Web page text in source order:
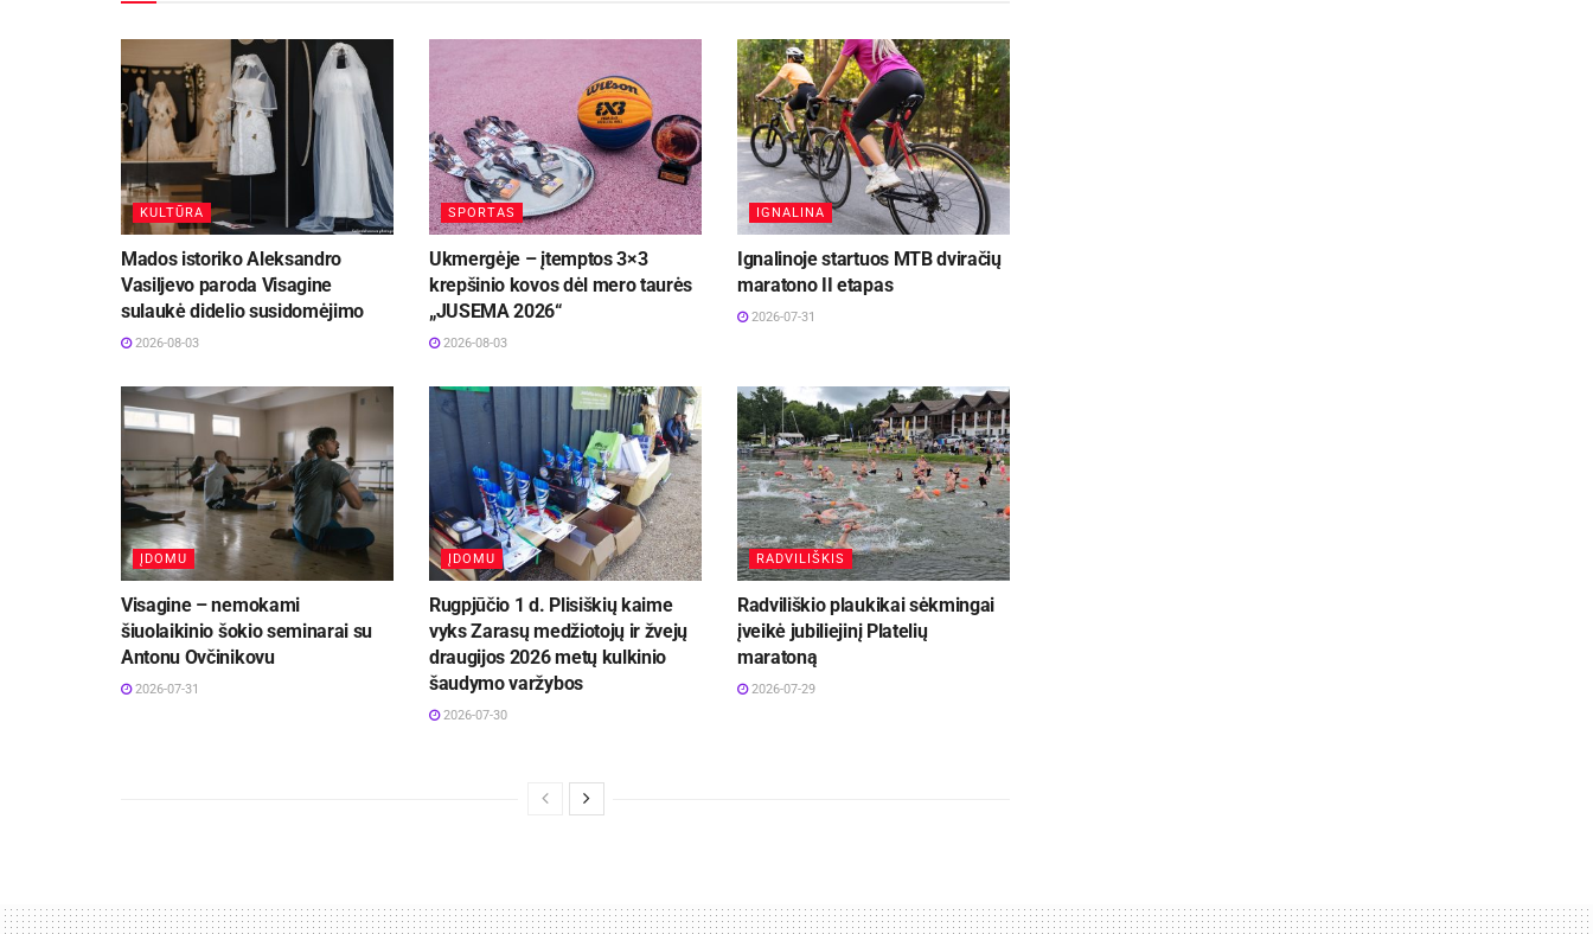
KULTŪRA
Mados istoriko Aleksandro
Vasiljevo paroda Visagine
sulaukė didelio susidomėjimo
2026-08-03
SPORTAS
Ukmergėje – įtemptos 3×3
krepšinio kovos dėl mero taurės
„JUSEMA 2026“
2026-08-03
IGNALINA
Ignalinoje startuos MTB dviračių
maratono II etapas
2026-07-31
ĮDOMU
Visagine – nemokami
šiuolaikinio šokio seminarai su
Antonu Ovčinikovu
2026-07-31
ĮDOMU
Rugpjūčio 1 d. Plisiškių kaime
vyks Zarasų medžiotojų ir žvejų
draugijos 2026 metų kulkinio
šaudymo varžybos
2026-07-30
RADVILIŠKIS
Radviliškio plaukikai sėkmingai
įveikė jubiliejinį Platelių
maratoną
2026-07-29